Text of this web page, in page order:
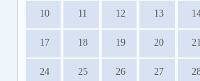
10 11 12 13
17 18 19 20 21
24 25 26 27